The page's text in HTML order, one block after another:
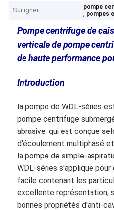
Surligner:
pompe
, pompes
Pompe centrifuge de
verticale de pompe
de haute performance
Introduction
la pompe de WDL-séries
pompe centrifuge
abrasive, qui est conçue
d'écoulement multiphasé
la pompe de simple-
WDL-séries s'applique
facile contenant les
excellente représentation,
bonnes propriétés d'anti-